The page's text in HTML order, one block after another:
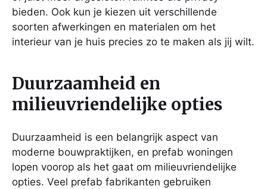
bieden. Ook kun je kiezen uit verschillende
soorten afwerkingen en materialen om het
interieur van je huis precies zo te maken als jij wilt.
Duurzaamheid en
milieuvriendelijke opties
Duurzaamheid is een belangrijk aspect van
moderne bouwpraktijken, en prefab woningen
lopen voorop als het gaat om milieuvriendelijke
opties. Veel prefab fabrikanten gebruiken